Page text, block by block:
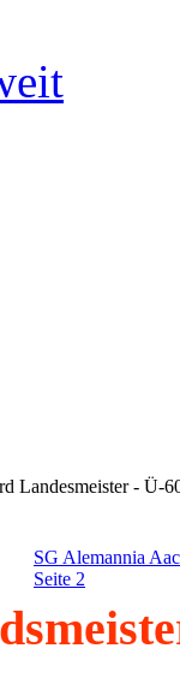
Landesmeister - Ü-
SG Alemannia
Seite 2